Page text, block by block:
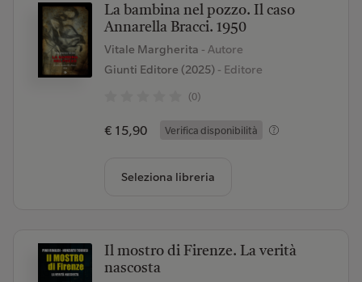
La bambina nel pozzo. Il caso
Annarella Bracci. 1950
Vitale Margherita - Autore
Giunti Editore (2025)- Editore
(0)
€ 15,90 Verifica disponibilità
Seleziona libreria
Il mostro di Firenze. La verità
nascosta